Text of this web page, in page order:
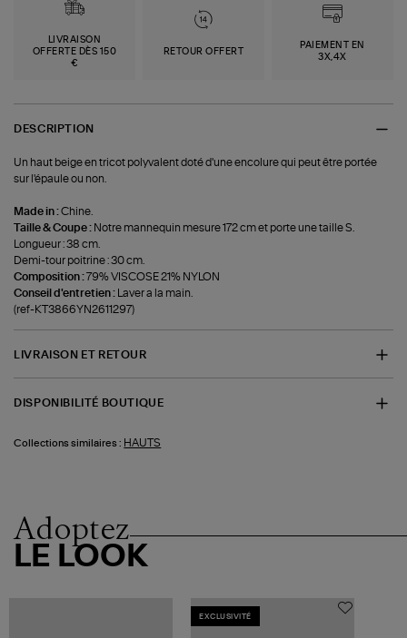
LIVRAISON
OFFERTE DÈS 150
€
RETOUR OFFERT
PAIEMENT EN
3X,4X
DESCRIPTION
Un haut beige en tricot polyvalent doté d'une encolure qui peut être portée
sur l'épaule ou non.
Made in :Chine.
Taille & Coupe : Notre mannequin mesure 172 cm et porte une taille S.
Longueur : 38 cm.
Demi-tour poitrine : 30 cm.
Composition :79% VISCOSE 21% NYLON
Conseil d'entretien :
Laver a la main.
(ref-KT3866YN2611297)
LIVRAISON ET RETOUR
DISPONIBILITÉ BOUTIQUE
Collections similaires : HAUTS
Adoptez
LE LOOK
EXCLUSIVITÉ